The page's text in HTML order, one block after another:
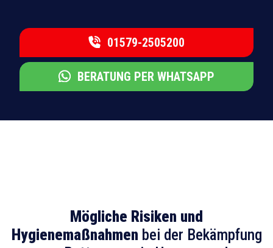
01579-2505200
BERATUNG PER WHATSAPP
Mögliche Risiken und
Hygienemaßnahmen bei der Bekämpfung